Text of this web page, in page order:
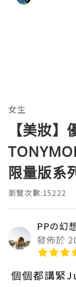
女生
【美妝
限量版系
瀏覽次數:15222
PPの幻
發佈於
個個都講緊